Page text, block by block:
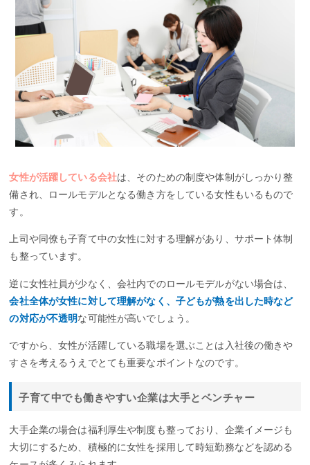
女性が活躍している会社は、そのための制度や体制がしっかり整
備され、ロールモデルとなる働き方をしている女性もいるもので
す。
上司や同僚も子育て中の女性に対する理解があり、サポート体制
も整っています。
逆に女性社員が少なく、会社内でのロールモデルがない場合は、
会社全体が女性に対して理解がなく、子どもが熱を出した時など
の対応が不透明な可能性が高いでしょう。
ですから、女性が活躍している職場を選ぶことは入社後の働きや
すさを考えるうえでとても重要なポイントなのです。
子育て中でも働きやすい企業は大手とベンチャー
大手企業の場合は福利厚生や制度も整っており、企業イメージも
大切にするため、積極的に女性を採用して時短勤務などを認める